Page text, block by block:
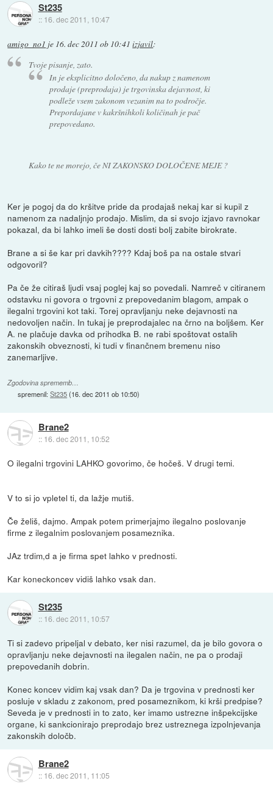
St235
:: 16. dec 2011, 10:47
amigo_no1 je 16. dec 2011 ob 10:41 izjavil:
Tvoje pisanje, zato.
In je eksplicitno določeno, da nakup z namenom
prodaje (preprodaja) je trgovinska dejavnost, ki
podleže vsem zakonom vezanim na to področje.
Prepordajane v kakršnihkoli količinah je pač
prepovedano.
Kako te ne morejo, če NI ZAKONSKO DOLOČENE MEJE ?
Ker je pogoj da do kršitve pride da prodajaš nekaj kar si kupil z
namenom za nadaljnjo prodajo. Mislim, da si svojo izjavo ravnokar
pokazal, da bi lahko imeli še dosti dosti bolj zabite birokrate.
Brane a si še kar pri davkih???? Kdaj boš pa na ostale stvari
odgovoril?
Pa če že citiraš ljudi vsaj poglej kaj so povedali. Namreč v citiranem
odstavku ni govora o trgovni z prepovedanim blagom, ampak o
ilegalni trgovini kot taki. Torej opravljanju neke dejavnosti na
nedovoljen način. In tukaj je preprodajalec na črno na boljšem. Ker
A. ne plačuje davka od prihodka B. ne rabi spoštovat ostalih
zakonskih obveznosti, ki tudi v finančnem bremenu niso
zanemarljive.
Zgodovina sprememb…
spremenil:St235(16. dec 2011 ob 10:50)
Brane2
:: 16. dec 2011, 10:52
O ilegalni trgovini LAHKO govorimo, če hočeš. V drugi temi.
V to si jo vpletel ti, da lažje mutiš.
Če želiš, dajmo. Ampak potem primerjajmo ilegalno poslovanje
firme z ilegalnim poslovanjem posameznika.
JAz trdim,d a je firma spet lahko v prednosti.
Kar koneckoncev vidiš lahko vsak dan.
St235
:: 16. dec 2011, 10:57
Ti si zadevo pripeljal v debato, ker nisi razumel, da je bilo govora o
opravljanju neke dejavnosti na ilegalen način, ne pa o prodaji
prepovedanih dobrin.
Konec koncev vidim kaj vsak dan? Da je trgovina v prednosti ker
posluje v skladu z zakonom, pred posameznikom, ki krši predpise?
Seveda je v prednosti in to zato, ker imamo ustrezne inšpekcijske
organe, ki sankcionirajo preprodajo brez ustreznega izpolnjevanja
zakonskih določb.
Brane2
:: 16. dec 2011, 11:05